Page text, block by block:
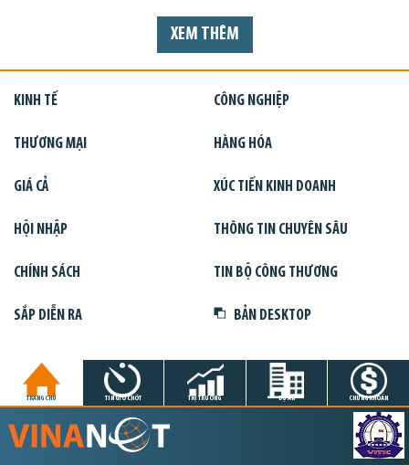
XEM THÊM
KINH TẾ CÔNG NGHIỆP
THƯƠNG MẠI HÀNG HÓA
GIÁ CẢ XÚC TIẾN KINH DOANH
HỘI NHẬP THÔNG TIN CHUYÊN SÂU
CHÍNH SÁCH TIN BỘ CÔNG THƯƠNG
SẮP DIỄN RA BẢN DESKTOP
TRANG CHỦ TIN GIỜ CHÓT THỊ TRƯỜNG DỰ ÁN CHỨNG KHOÁN